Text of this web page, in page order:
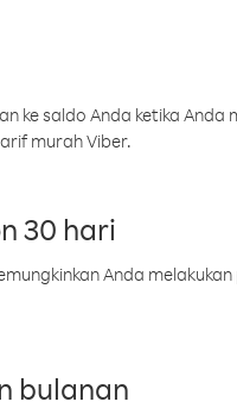
ke saldo Anda ketika
murah Viber.
30 hari
Anda
bulanan